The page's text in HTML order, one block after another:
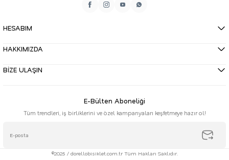
HESABIM
HAKKIMIZDA
BİZE ULAŞIN
E-Bülten Aboneliği
Tüm trendleri, iş birliklerini ve özel kampanyaları keşfetmeye hazır ol!
©2025 / dorellobisiklet.com.tr Tüm Hakları Saklıdır.